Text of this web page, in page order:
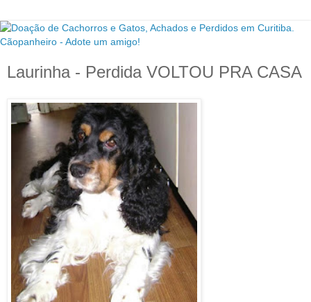
Laurinha - Perdida VOLTOU PRA CASA